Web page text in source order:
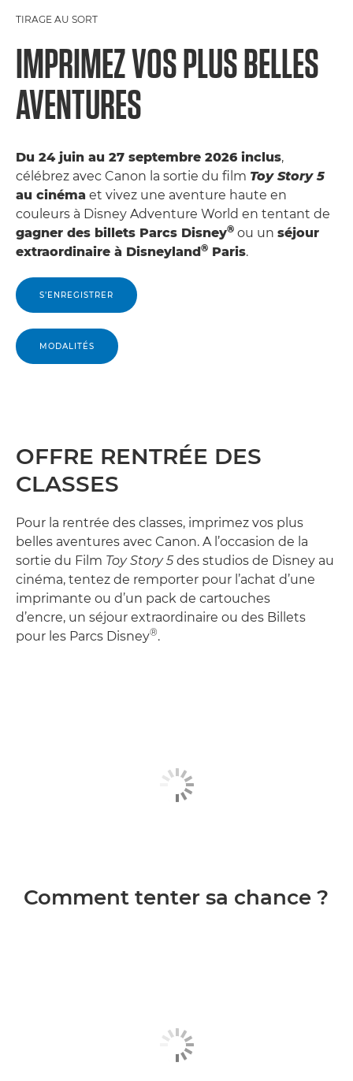
TIRAGE AU SORT
IMPRIMEZ VOS PLUS BELLES
AVENTURES
Du 24 juin au 27 septembre 2026 inclus,
célébrez avec Canon la sortie du film Toy Story 5
au cinéma et vivez une aventure haute en
couleurs à Disney Adventure World en tentant de
gagner des billets Parcs Disney® ou un séjour
extraordinaire à Disneyland® Paris.
S’ENREGISTRER
MODALITÉS
OFFRE RENTRÉE DES
CLASSES
Pour la rentrée des classes, imprimez vos plus
belles aventures avec Canon. A l’occasion de la
sortie du Film Toy Story 5des studios de Disney au
cinéma, tentez de remporter pour l’achat d’une
imprimante ou d’un pack de cartouches
d’encre, un séjour extraordinaire ou des Billets
pour les Parcs Disney®.
Comment tenter sa chance ?